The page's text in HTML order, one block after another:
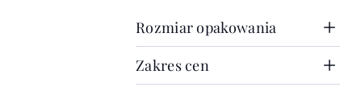
Rozmiar opakowania
1000g
Zakres cen